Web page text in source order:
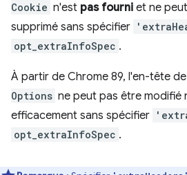
Cookie n'est pas fourni et ne
supprimé sans spécifier
opt_extraInfoSpec .
À partir de Chrome 89, l'en-tête
Options ne peut pas être modifié
efficacement sans spécifier
opt_extraInfoSpec .